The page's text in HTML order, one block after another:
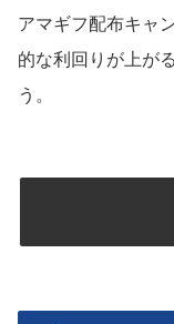
アマギフ配布キャ
的な利回りが上が
う。